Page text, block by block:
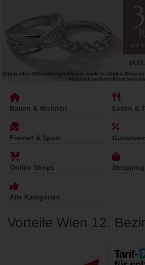
Bauen & Wohnen Essen &
Freizeit & Sport
Online Shops Shopping
Alle Kategorien
Vorteile Wien 12.